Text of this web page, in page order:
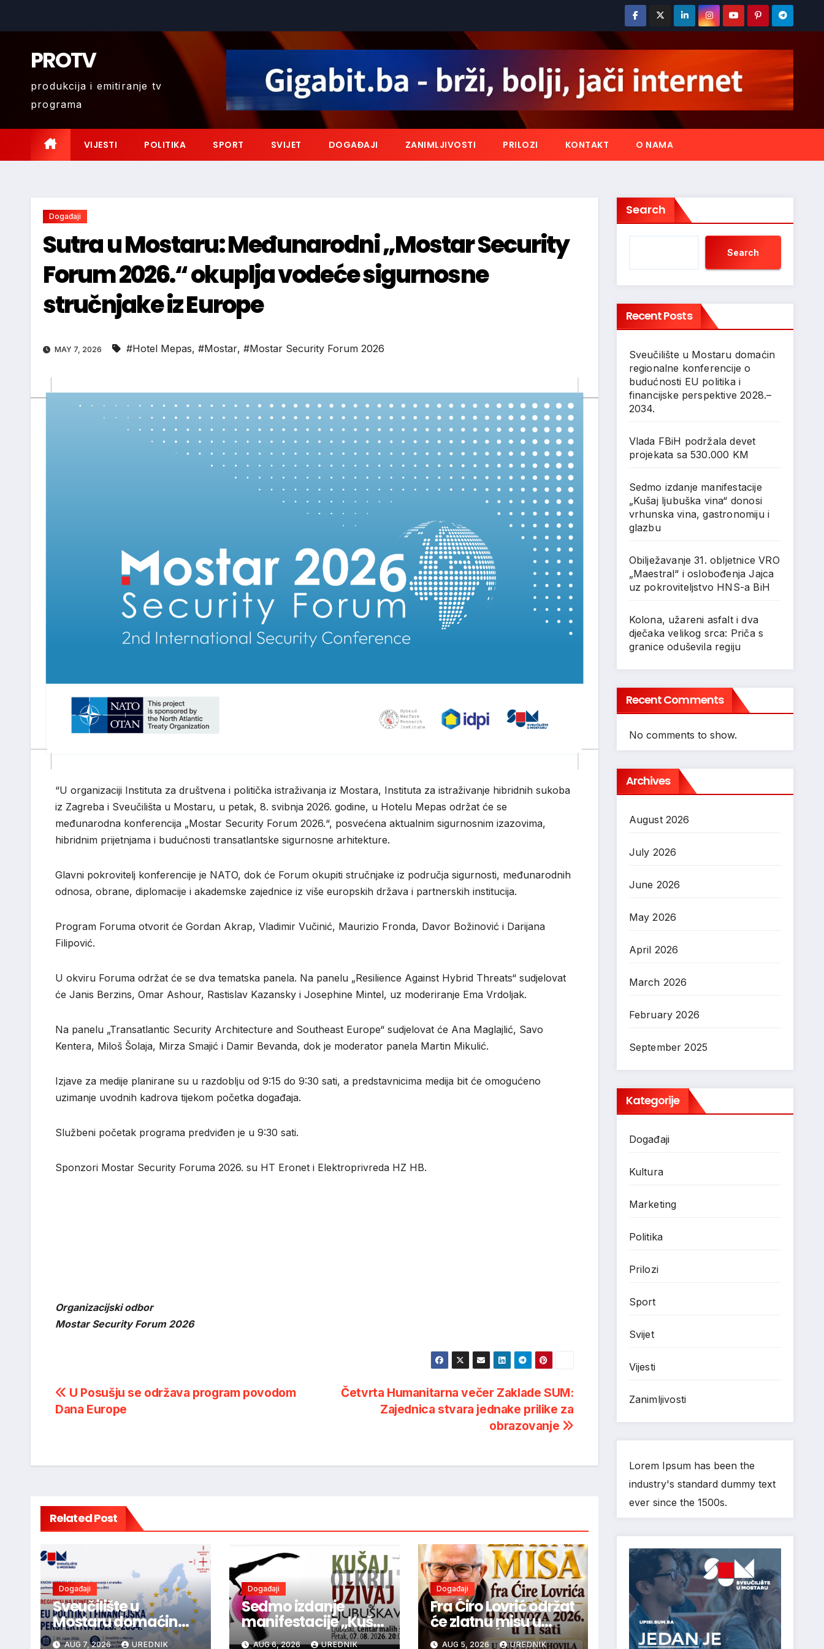
PROTV
produkcija i emitiranje tv
programa
VIJESTI POLITIKA SPORT SVIJET DOGAĐAJI ZANIMLJIVOSTI PRILOZI KONTAKT O NAMA
Događaji
Sutra u Mostaru: Međunarodni „Mostar Security
Forum 2026.“ okuplja vodeće sigurnosne
stručnjake iz Europe
MAY 7, 2026 #Hotel Mepas, #Mostar, #Mostar Security Forum 2026
“U organizaciji Instituta za društvena i politička istraživanja iz Mostara, Instituta za istraživanje hibridnih sukoba
iz Zagreba i Sveučilišta u Mostaru, u petak, 8. svibnja 2026. godine, u Hotelu Mepas održat će se
međunarodna konferencija „Mostar Security Forum 2026.“, posvećena aktualnim sigurnosnim izazovima,
hibridnim prijetnjama i budućnosti transatlantske sigurnosne arhitekture.
Glavni pokrovitelj konferencije je NATO, dok će Forum okupiti stručnjake iz područja sigurnosti, međunarodnih
odnosa, obrane, diplomacije i akademske zajednice iz više europskih država i partnerskih institucija.
Program Foruma otvorit će Gordan Akrap, Vladimir Vučinić, Maurizio Fronda, Davor Božinović i Darijana
Filipović.
U okviru Foruma održat će se dva tematska panela. Na panelu „Resilience Against Hybrid Threats“ sudjelovat
će Janis Berzins, Omar Ashour, Rastislav Kazansky i Josephine Mintel, uz moderiranje Ema Vrdoljak.
Na panelu „Transatlantic Security Architecture and Southeast Europe“ sudjelovat će Ana Maglajlić, Savo
Kentera, Miloš Šolaja, Mirza Smajić i Damir Bevanda, dok je moderator panela Martin Mikulić.
Izjave za medije planirane su u razdoblju od 9:15 do 9:30 sati, a predstavnicima medija bit će omogućeno
uzimanje uvodnih kadrova tijekom početka događaja.
Službeni početak programa predviđen je u 9:30 sati.
Sponzori Mostar Security Foruma 2026. su HT Eronet i Elektroprivreda HZ HB.
Organizacijski odbor
Mostar Security Forum 2026
Post
navigation
Četvrta Humanitarna večer Zaklade SUM:
Zajednica stvara jednake prilike za
obrazovanje
U Posušju se održava program povodom
Dana Europe
Related Post
Događaji
Sveučilište u
Mostaru domaćin
regionalne
AUG 7, 2026 UREDNIK
Događaji
Sedmo izdanje
manifestacije „Kušaj
ljubuška vina“
AUG 6, 2026 UREDNIK
Događaji
Fra Ćiro Lovrić održat
će zlatnu misu u
Odžaku-Ćaiću
AUG 5, 2026 UREDNIK
Search
Search
Recent Posts
Sveučilište u Mostaru domaćin
regionalne konferencije o
budućnosti EU politika i
financijske perspektive 2028.–
2034.
Vlada FBiH podržala devet
projekata sa 530.000 KM
Sedmo izdanje manifestacije
„Kušaj ljubuška vina“ donosi
vrhunska vina, gastronomiju i
glazbu
Obilježavanje 31. obljetnice VRO
„Maestral“ i oslobođenja Jajca
uz pokroviteljstvo HNS-a BiH
Kolona, užareni asfalt i dva
dječaka velikog srca: Priča s
granice oduševila regiju
Recent Comments
No comments to show.
Archives
August 2026
July 2026
June 2026
May 2026
April 2026
March 2026
February 2026
September 2025
Kategorije
Događaji
Kultura
Marketing
Politika
Prilozi
Sport
Svijet
Vijesti
Zanimljivosti
Lorem Ipsum has been the
industry's standard dummy text
ever since the 1500s.